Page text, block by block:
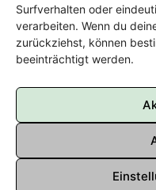
Surfverhalten oder
verarbeiten. Wenn du
zurückziehst, können
beeinträchtigt werden.
Tel:
09131–302259
E-Mail:oja@treffpunkt-